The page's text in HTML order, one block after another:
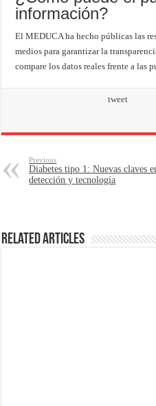
información?
El MEDUCA ha hecho públicas las
medios para garantizar la
compare los datos reales frente a las
tweet
Previous
Diabetes tipo 1: Nuevas claves
detección y tecnología
Related Articles